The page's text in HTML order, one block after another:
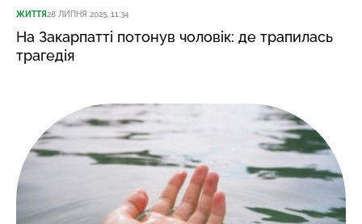
ЖИТТЯ28 ЛИПНЯ 2025, 11:34
На Закарпатті потонув чоловік: де трапилась
трагедія